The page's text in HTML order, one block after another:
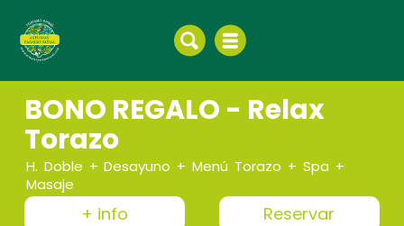
BONO REGALO - Relax
Torazo
H. Doble + Desayuno + Menú Torazo + Spa +
Masaje
+ info Reservar